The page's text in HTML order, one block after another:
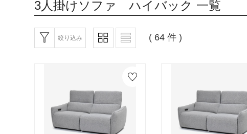
3人掛けソファ ハイバック 一覧
絞り込み ( 64 件 )